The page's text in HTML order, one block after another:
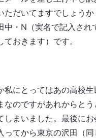
ただいてますでしょう
中・N（実名で記入され
ておきます）です。
私にとってはあの高校
なのですがあれからと
しまいました。最後に
ってから東京の沢田（同